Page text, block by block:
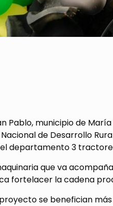
Pablo, municipio de
de Desarrollo
departamento 3
que va
fortelacer la cadena
se benefician